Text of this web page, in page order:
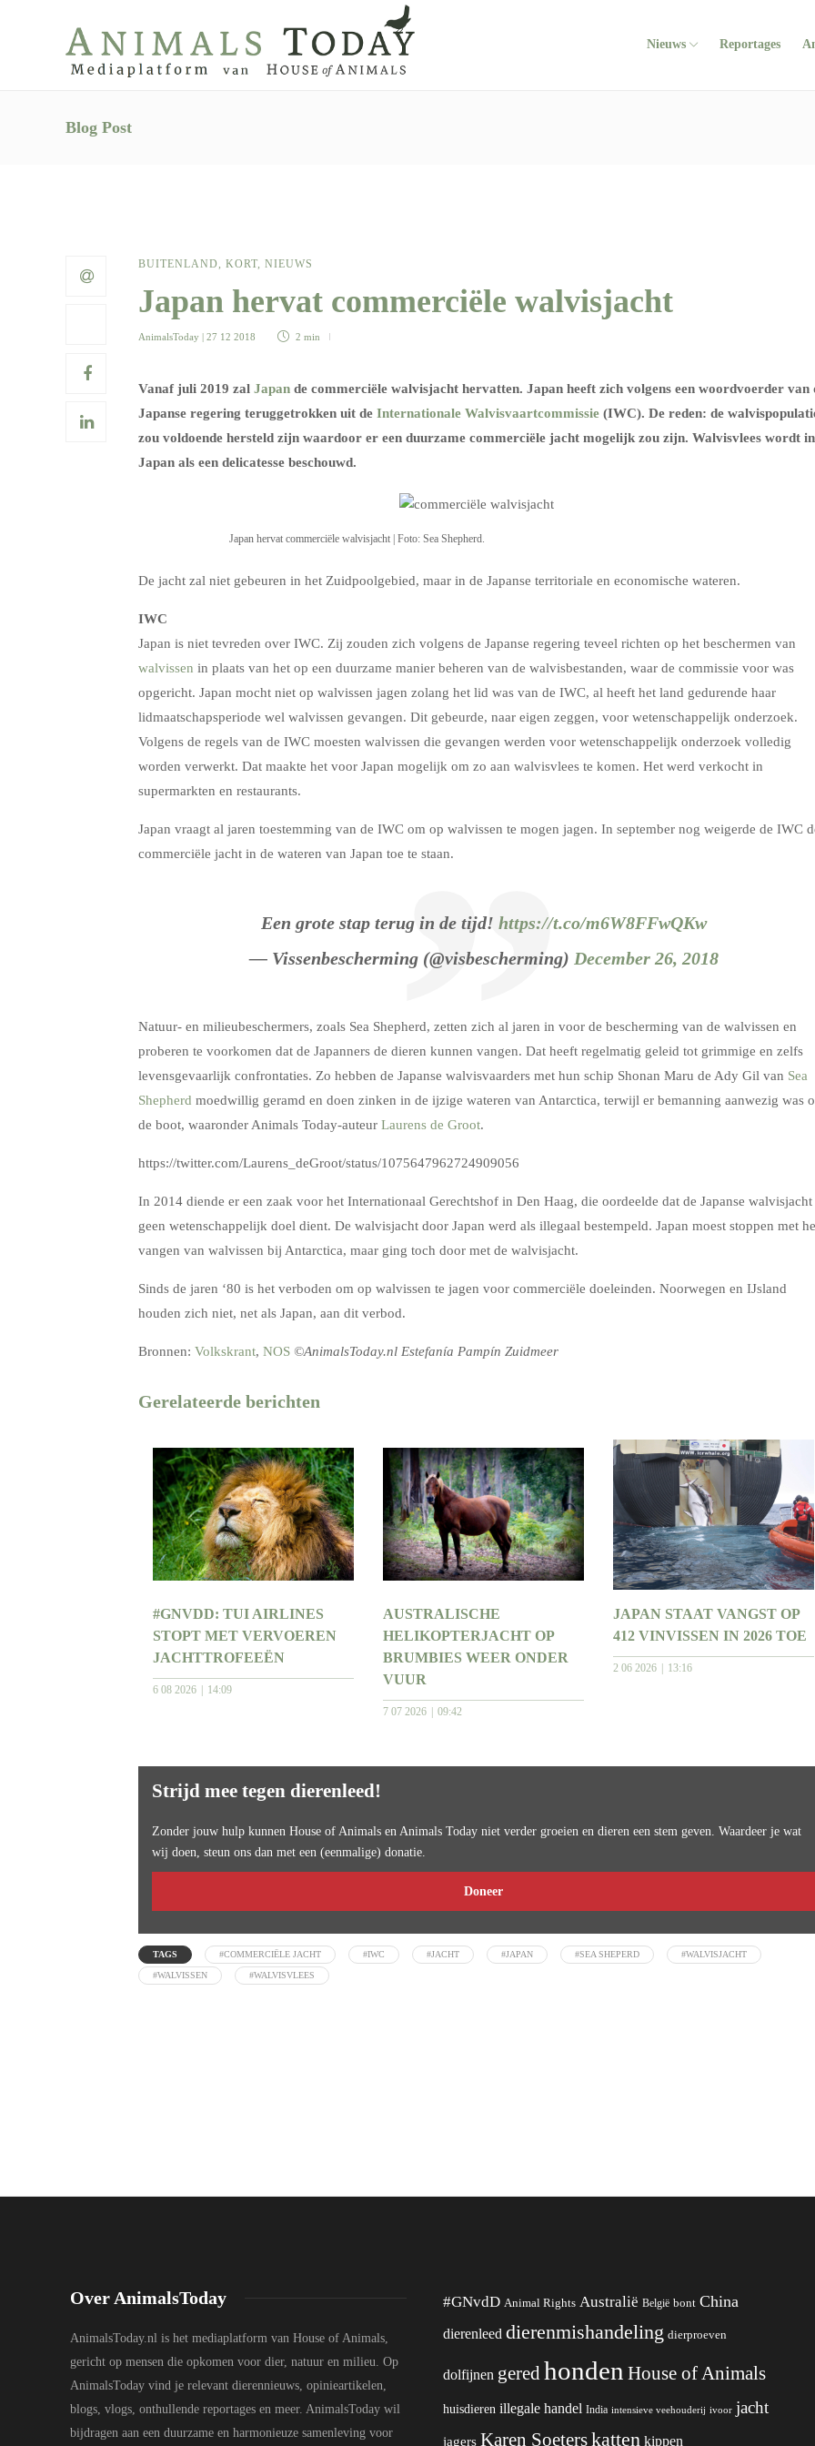
Nieuws Reportages
Blog Post
BUITENLAND, KORT, NIEUWS
Japan hervat commerciële walvisjacht
AnimalsToday | 27 12 2018 2 min
Vanaf juli 2019 zal Japan de commerciële walvisjacht hervatten. Japan heeft zich volgens een woordvoerder van
Japanse regering teruggetrokken uit de Internationale Walvisvaartcommissie (IWC). De reden: de
zou voldoende hersteld zijn waardoor er een duurzame commerciële jacht mogelijk zou zijn. Walvisvlees wordt in
Japan als een delicatesse beschouwd.
Japan hervat commerciële walvisjacht | Foto: Sea Shepherd.
De jacht zal niet gebeuren in het Zuidpoolgebied, maar in de Japanse territoriale en economische wateren.
IWC
Japan is niet tevreden over IWC. Zij zouden zich volgens de Japanse regering teveel richten op het beschermen van
walvissen in plaats van het op een duurzame manier beheren van de walvisbestanden, waar de commissie voor was
opgericht. Japan mocht niet op walvissen jagen zolang het lid was van de IWC, al heeft het land gedurende haar
lidmaatschapsperiode wel walvissen gevangen. Dit gebeurde, naar eigen zeggen, voor wetenschappelijk onderzoek.
Volgens de regels van de IWC moesten walvissen die gevangen werden voor wetenschappelijk onderzoek volledig
worden verwerkt. Dat maakte het voor Japan mogelijk om zo aan walvisvlees te komen. Het werd verkocht in
supermarkten en restaurants.
Japan vraagt al jaren toestemming van de IWC om op walvissen te mogen jagen. In september nog weigerde de IWC
commerciële jacht in de wateren van Japan toe te staan.
Een grote stap terug in de tijd! https://t.co/m6W8FFwQKw
— Vissenbescherming (@visbescherming) December 26, 2018
Natuur- en milieubeschermers, zoals Sea Shepherd, zetten zich al jaren in voor de bescherming van de walvissen en
proberen te voorkomen dat de Japanners de dieren kunnen vangen. Dat heeft regelmatig geleid tot grimmige en zelfs
levensgevaarlijk confrontaties. Zo hebben de Japanse walvisvaarders met hun schip Shonan Maru de Ady Gil van Sea
Shepherd moedwillig geramd en doen zinken in de ijzige wateren van Antarctica, terwijl er bemanning aanwezig was
de boot, waaronder Animals Today-auteur Laurens de Groot.
https://twitter.com/Laurens_deGroot/status/1075647962724909056
In 2014 diende er een zaak voor het Internationaal Gerechtshof in Den Haag, die oordeelde dat de Japanse walvisjacht
geen wetenschappelijk doel dient. De walvisjacht door Japan werd als illegaal bestempeld. Japan moest stoppen met
vangen van walvissen bij Antarctica, maar ging toch door met de walvisjacht.
Sinds de jaren ‘80 is het verboden om op walvissen te jagen voor commerciële doeleinden. Noorwegen en IJsland
houden zich niet, net als Japan, aan dit verbod.
Bronnen: Volkskrant, NOS ©AnimalsToday.nl Estefanía Pampín Zuidmeer
Gerelateerde berichten
#GNVDD: TUI AIRLINES
STOPT MET VERVOEREN
JACHTTROFEEËN
6 08 2026 14:09
AUSTRALISCHE
HELIKOPTERJACHT OP
BRUMBIES WEER ONDER
VUUR
7 07 2026 09:42
JAPAN STAAT VANGST OP
412 VINVISSEN IN 2026 TOE
2 06 2026 13:16
Strijd mee tegen dierenleed!
Zonder jouw hulp kunnen House of Animals en Animals Today niet verder groeien en dieren een stem geven. Waardeer je wat
wij doen, steun ons dan met een (eenmalige) donatie.
Doneer
TAGS #COMMERCIËLE JACHT #IWC #JACHT #JAPAN #SEA SHEPERD #WALVISJACHT
#WALVISSEN #WALVISVLEES
Over AnimalsToday
AnimalsToday.nl is het mediaplatform van House of Animals,
gericht op mensen die opkomen voor dier, natuur en milieu. Op
AnimalsToday vind je relevant dierennieuws, opinieartikelen,
blogs, vlogs, onthullende reportages en meer. AnimalsToday wil
bijdragen aan een duurzame en harmonieuze samenleving voor
#GNvdD Animal Rights Australië België bont China
dierenleed dierenmishandeling dierproeven
dolfijnen gered honden House of Animals
huisdieren illegale handel India intensieve veehouderij ivoor jacht
jagers Karen Soeterskatten kippen